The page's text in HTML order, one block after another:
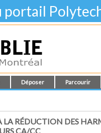
portail
Déposer Parcourir
RÉDUCTION DES
CA/CC